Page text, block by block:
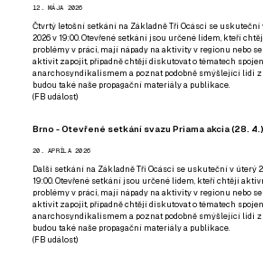
12. MÁJA 2026
Čtvrtý letošní setkání na Základně Tři Ocásci se uskuteční
2026 v 19:00. Otevřené setkání jsou určené lidem, kteří
problémy v práci, mají nápady na aktivity v regionu nebo
aktivit zapojit, případně chtějí diskutovat o tématech
anarchosyndikalismem a poznat podobně smýšlející lidi
budou také naše propagační materiály a publikace.
(FB událost)
Brno - Otevřené setkání svazu Priama akcia (28. 4.)
20. APRÍLA 2026
Další setkání na Základně Tři Ocásci se uskuteční v úterý
19:00. Otevřené setkání jsou určené lidem, kteří chtějí
problémy v práci, mají nápady na aktivity v regionu nebo
aktivit zapojit, případně chtějí diskutovat o tématech
anarchosyndikalismem a poznat podobně smýšlející lidi
budou také naše propagační materiály a publikace.
(FB událost)